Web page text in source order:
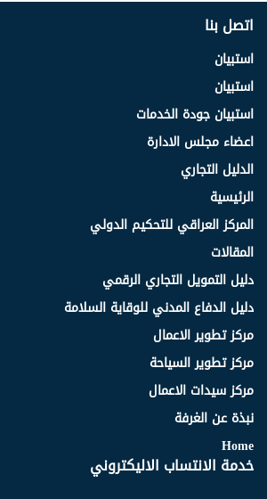
اتصل بنا
استبيان
استبيان
استبيان جودة الخدمات
اعضاء مجلس الادارة
الدليل التجاري
الرئيسية
المركز العراقي للتحكيم الدولي
المقالات
دليل التمويل التجاري الرقمي
دليل الدفاع المدني للوقاية السلامة
مركز تطوير الاعمال
مركز تطوير السياحة
مركز سيدات الاعمال
نبذة عن الغرفة
Home
خدمة الانتساب الاليكتروني